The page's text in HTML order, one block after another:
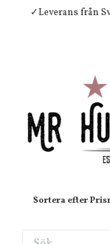
✓Leverans från
Sortera efter